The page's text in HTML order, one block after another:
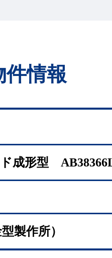
件情報
成形型
製作所）